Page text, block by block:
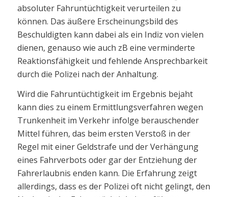
absoluter Fahruntüchtigkeit verurteilen zu
können. Das äußere Erscheinungsbild des
Beschuldigten kann dabei als ein Indiz von vielen
dienen, genauso wie auch zB eine verminderte
Reaktionsfähigkeit und fehlende Ansprechbarkeit
durch die Polizei nach der Anhaltung.
Wird die Fahruntüchtigkeit im Ergebnis bejaht
kann dies zu einem Ermittlungsverfahren wegen
Trunkenheit im Verkehr infolge berauschender
Mittel führen, das beim ersten Verstoß in der
Regel mit einer Geldstrafe und der Verhängung
eines Fahrverbots oder gar der Entziehung der
Fahrerlaubnis enden kann. Die Erfahrung zeigt
allerdings, dass es der Polizei oft nicht gelingt, den